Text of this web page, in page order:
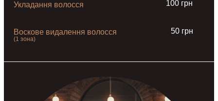
Укладання волосся 100 грн
Воскове видалення волосся
(1 зона)
50 грн